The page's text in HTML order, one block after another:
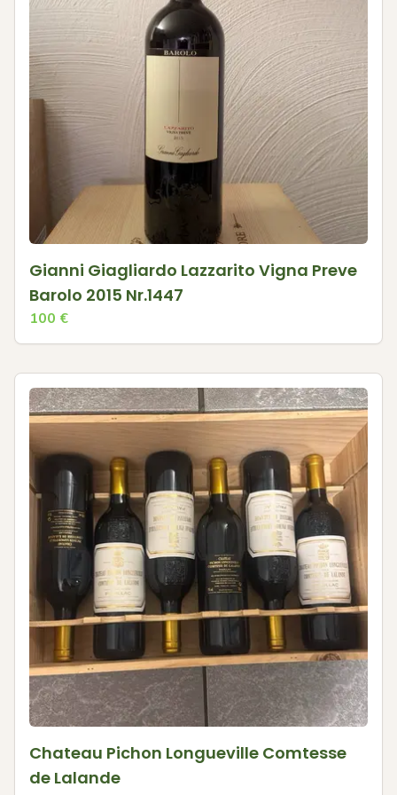
Gianni Giagliardo Lazzarito Vigna Preve
Barolo 2015 Nr.1447
100 €
Chateau Pichon Longueville Comtesse
de Lalande